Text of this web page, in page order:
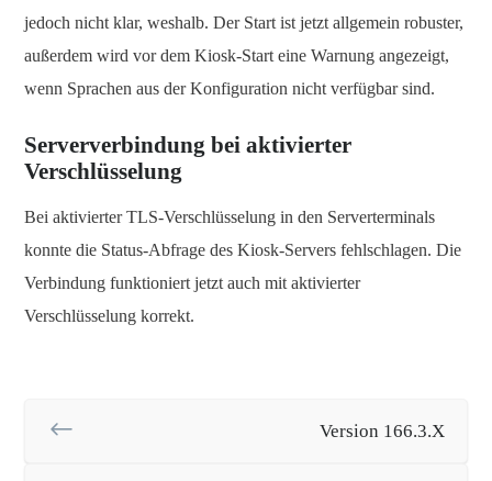
jedoch nicht klar, weshalb. Der Start ist jetzt allgemein robuster,
außerdem wird vor dem Kiosk-Start eine Warnung angezeigt,
wenn Sprachen aus der Konfiguration nicht verfügbar sind.
Serververbindung bei aktivierter
Verschlüsselung
Bei aktivierter TLS-Verschlüsselung in den Serverterminals
konnte die Status-Abfrage des Kiosk-Servers fehlschlagen. Die
Verbindung funktioniert jetzt auch mit aktivierter
Verschlüsselung korrekt.
Version 166.3.X